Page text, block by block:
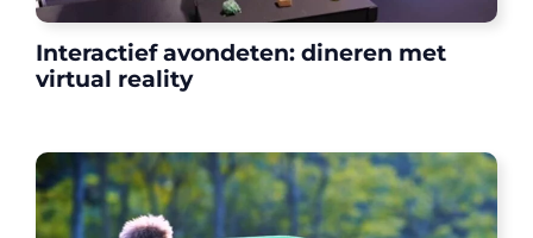
Interactief avondeten: dineren met
virtual reality